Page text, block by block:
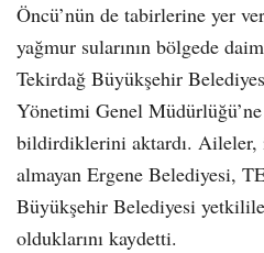
Öncü’nün de tabirlerine yer
yağmur sularının bölgede
Tekirdağ Büyükşehir
Yönetimi Genel
bildirdiklerini aktardı. Aileler,
almayan Ergene Belediyesi,
Büyükşehir Belediyesi
olduklarını kaydetti.